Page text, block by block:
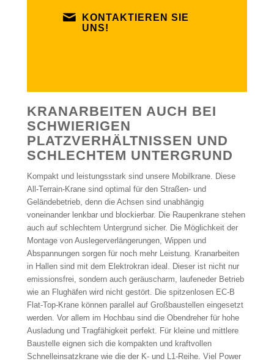
KONTAKTIEREN SIE
UNS!
KRANARBEITEN AUCH BEI
SCHWIERIGEN
PLATZVERHÄLTNISSEN UND
SCHLECHTEM UNTERGRUND
Kompakt und leistungsstark sind unsere Mobilkrane. Diese
All-Terrain-Krane sind optimal für den Straßen- und
Geländebetrieb, denn die Achsen sind unabhängig
voneinander lenkbar und blockierbar. Die Raupenkrane stehen
auch auf schlechtem Untergrund sicher. Die Möglichkeit der
Montage von Auslegerverlängerungen, Wippen und
Abspannungen sorgen für noch mehr Leistung. Kranarbeiten
in Hallen sind mit dem Elektrokran ideal. Dieser ist nicht nur
emissionsfrei, sondern auch geräuscharm, laufeneder Betrieb
wie an Flughäfen wird nicht gestört. Die spitzenlosen EC-B
Flat-Top-Krane können parallel auf Großbaustellen eingesetzt
werden. Vor allem im Hochbau sind die Obendreher für hohe
Ausladung und Tragfähigkeit perfekt. Für kleine und mittlere
Baustelle eignen sich die kompakten und kraftvollen
Schnelleinsatzkrane wie die der K- und L1-Reihe. Viel Power